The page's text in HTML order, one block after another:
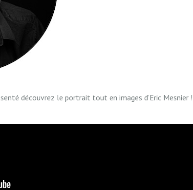
découvrez le portrait tout en images d’Eric Mesnier !